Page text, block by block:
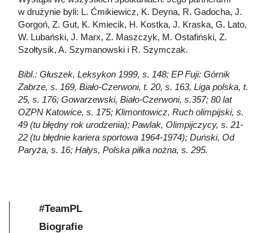
w drużynie byli: L. Ćmikiewicz, K. Deyna, R. Gadocha, J.
Gorgoń, Z. Gut, K. Kmiecik, H. Kostka, J. Kraska, G. Lato,
W. Lubański, J. Marx, Z. Maszczyk, M. Ostafiński, Z.
Szołtysik, A. Szymanowski i R. Szymczak.
Bibl.: Głuszek, Leksykon 1999, s. 148; EP Fuji: Górnik
Zabrze, s. 169, Biało-Czerwoni, t. 20, s. 163, Liga polska, t.
25, s. 176; Gowarzewski, Biało-Czerwoni, s.357; 80 lat
OZPN Katowice, s. 175; Klimontowicz, Ruch olimpijski, s.
49 (tu błędny rok urodzenia); Pawlak, Olimpijczycy, s. 21-
22 (tu błędnie kariera sportowa 1964-1974); Duński, Od
Paryża, s. 16; Hałys, Polska piłka nożna, s. 295.
#TeamPL
Biografie